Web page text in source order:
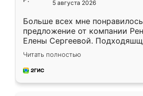
5 августа 2026
Больше всех мне понравилось
предложение от компании
Елены Сергеевой.
короткие сроки
для замера сотрудник
предложил по моему эскизу
Читать полностью